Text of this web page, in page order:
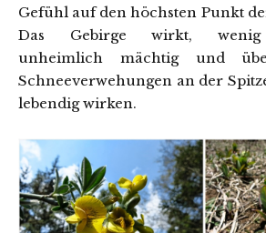
Gefühl auf den höchsten Punkt
Das Gebirge wirkt, wenig
unheimlich mächtig und
Schneeverwehungen an der
lebendig wirken.